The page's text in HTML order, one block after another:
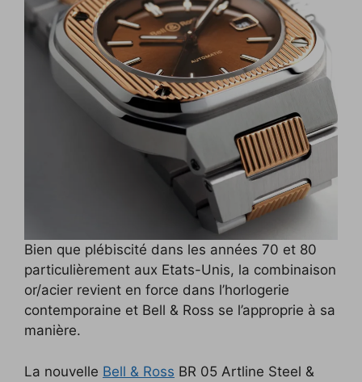
Bien que plébiscité dans les années 70 et 80
particulièrement aux Etats-Unis, la combinaison
or/acier revient en force dans l’horlogerie
contemporaine et Bell & Ross se l’approprie à sa
manière.
La nouvelle Bell & Ross BR 05 Artline Steel &